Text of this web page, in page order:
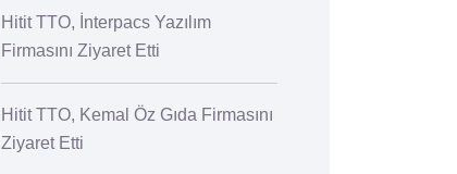
Hitit TTO, İnterpacs Yazılım
Firmasını Ziyaret Etti
Hitit TTO, Kemal Öz Gıda Firmasını
Ziyaret Etti